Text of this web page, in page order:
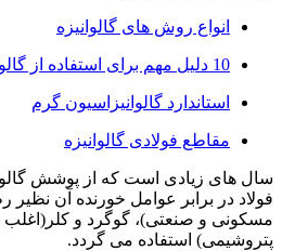
انواع روش های گالوانیزه
10 دلیل مهم برای استفاده از گالوانیزه گرم
استاندارد گالوانیزاسیون گرم
مقاطع فولادی گالوانیزه
سال های زیادی است که از پوشش
فولاد در برابر عوامل خورنده آن
مسکونی و صنعتی)، گوگرد و کلر(اغلب
پتروشیمی) استفاده می گردد.